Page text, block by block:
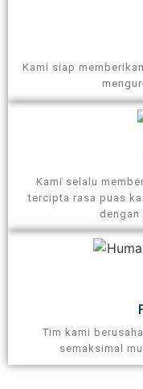
Kami siap
Kami selalu
tercipta rasa puas
Tim kami
semaksimal